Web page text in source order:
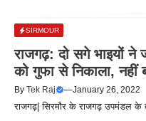
SIRMOUR
राजगढ़: दो सगे भाइयों
को गुफा से निकाला, नहीं
By Tek Raj —January 26, 2022
राजगढ़| सिरमौर के राजगढ़ उपमंडल के